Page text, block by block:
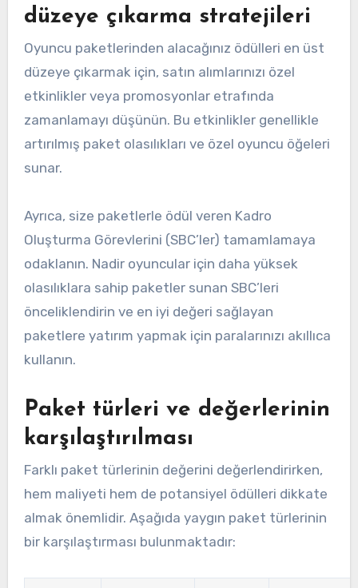
düzeye çıkarma stratejileri
Oyuncu paketlerinden alacağınız ödülleri en üst
düzeye çıkarmak için, satın alımlarınızı özel
etkinlikler veya promosyonlar etrafında
zamanlamayı düşünün. Bu etkinlikler genellikle
artırılmış paket olasılıkları ve özel oyuncu öğeleri
sunar.
Ayrıca, size paketlerle ödül veren Kadro
Oluşturma Görevlerini (SBC’ler) tamamlamaya
odaklanın. Nadir oyuncular için daha yüksek
olasılıklara sahip paketler sunan SBC’leri
önceliklendirin ve en iyi değeri sağlayan
paketlere yatırım yapmak için paralarınızı akıllıca
kullanın.
Paket türleri ve değerlerinin
karşılaştırılması
Farklı paket türlerinin değerini değerlendirirken,
hem maliyeti hem de potansiyel ödülleri dikkate
almak önemlidir. Aşağıda yaygın paket türlerinin
bir karşılaştırması bulunmaktadır: